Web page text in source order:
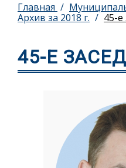
Главная
Архив за 2018 г.
45-е
45-Е